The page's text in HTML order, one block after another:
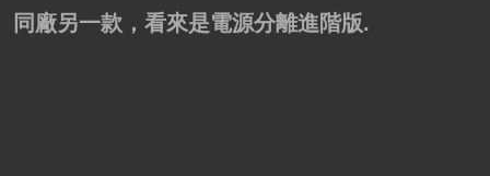
同廠另一款，看來是電源分離進階版.